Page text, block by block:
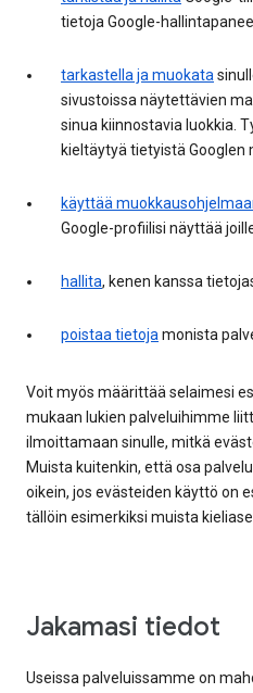
tietoja Google-
tarkastella ja muokata
sivustoissa näytettävien
sinua kiinnostavia luokkia.
kieltäytyä tietyistä Googlen
käyttää
Google-profiilisi näyttää
hallita, kenen kanssa
poistaa tietojamonista
Voit myös määrittää selaimesi
mukaan lukien palveluihimme
ilmoittamaan sinulle, mitkä
Muista kuitenkin, että osa
oikein, jos evästeiden käyttö on
tällöin esimerkiksi muista
Jakamasi tiedot
Useissa palveluissamme on